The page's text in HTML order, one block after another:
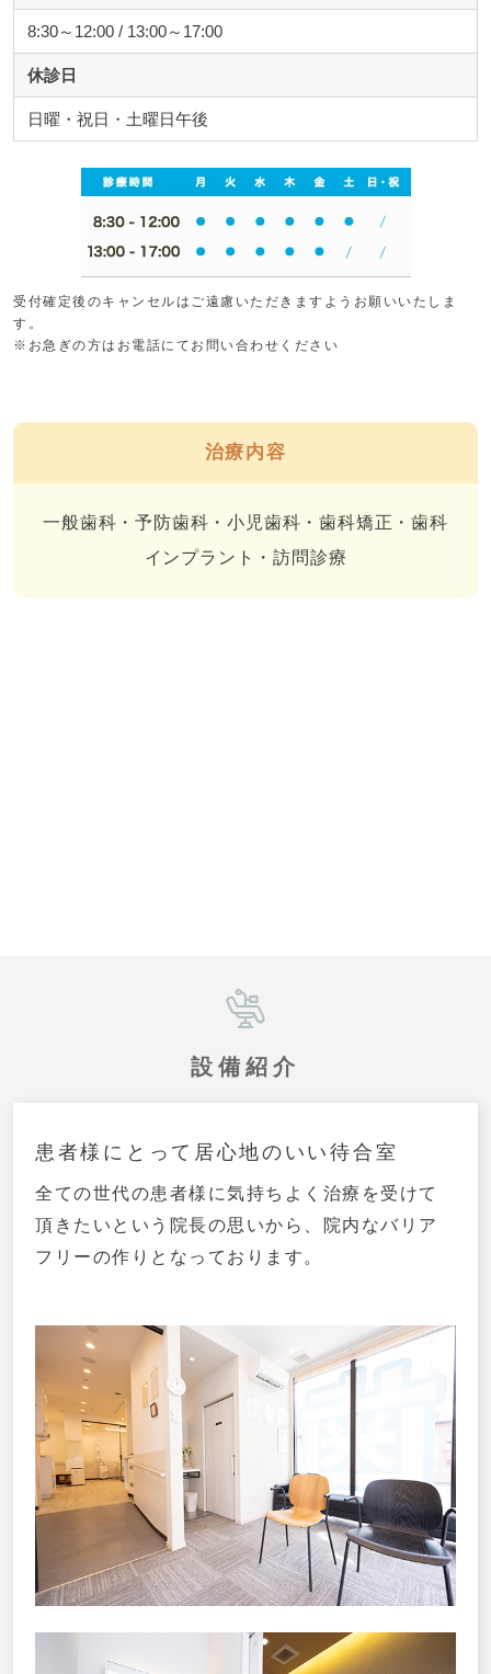
8:30～12:00 / 13:00～17:00
休診日
日曜・祝日・土曜日午後
受付確定後のキャンセルはご遠慮いただきますようお願いいたしま
す。
※お急ぎの方はお電話にてお問い合わせください
治療内容
一般歯科・予防歯科・小児歯科・歯科矯正・歯科
インプラント・訪問診療
設備紹介
患者様にとって居心地のいい待合室
全ての世代の患者様に気持ちよく治療を受けて
頂きたいという院長の思いから、院内なバリア
フリーの作りとなっております。